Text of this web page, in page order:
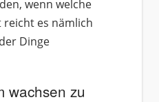
wenn welche
es nämlich
Dinge
wachsen zu